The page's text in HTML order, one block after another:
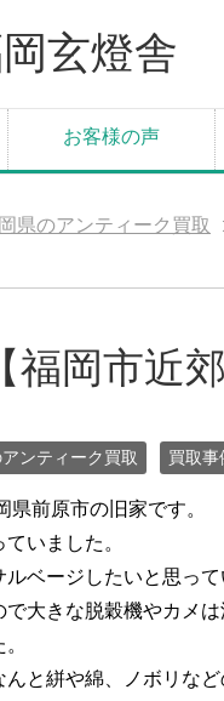
玄燈舎
お客様の声
県のアンティーク買取
岡市近郊
ンティーク買取 買取事
前原市の旧家です。
いました。
ベージしたいと思って
大きな脱穀機やカメは
と絣や綿、ノボリな